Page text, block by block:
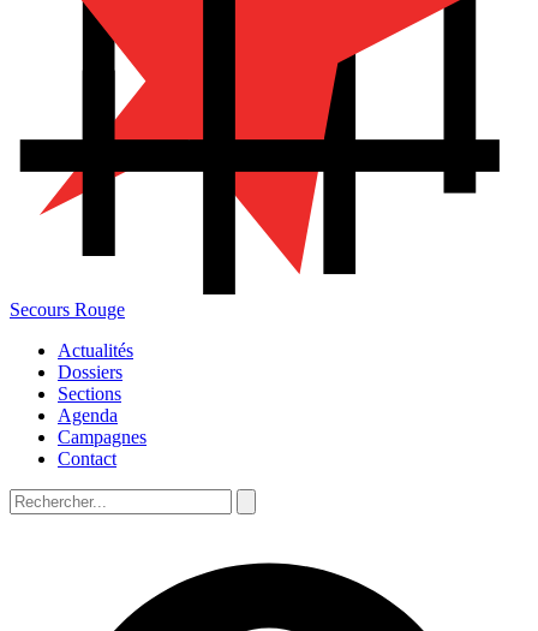
Secours Rouge
Actualités
Dossiers
Sections
Agenda
Campagnes
Contact